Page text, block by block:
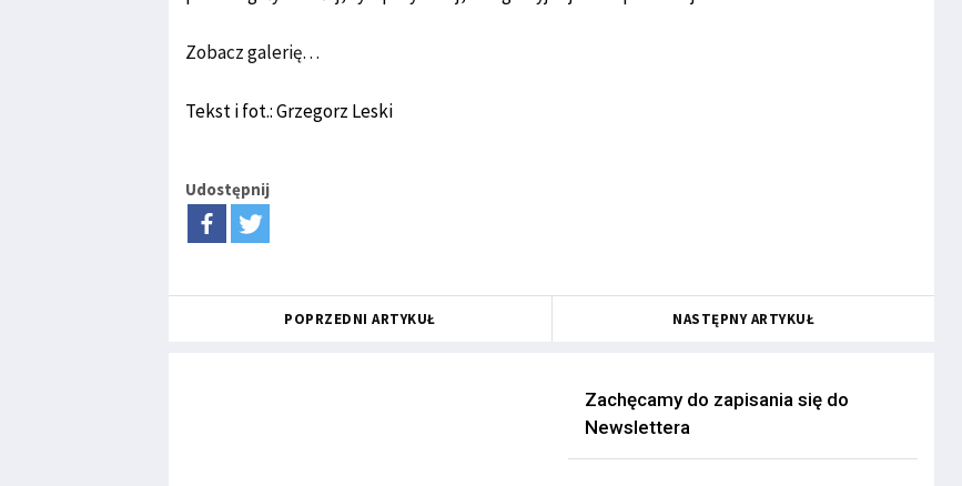
Zobacz galerię…
Tekst i fot.: Grzegorz Leski
Udostępnij
POPRZEDNI ARTYKUŁ NASTĘPNY ARTYKUŁ
Zachęcamy do zapisania się do
Newslettera